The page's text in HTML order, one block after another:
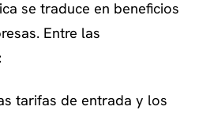
se traduce en beneficios
Entre las
tarifas de entrada y los